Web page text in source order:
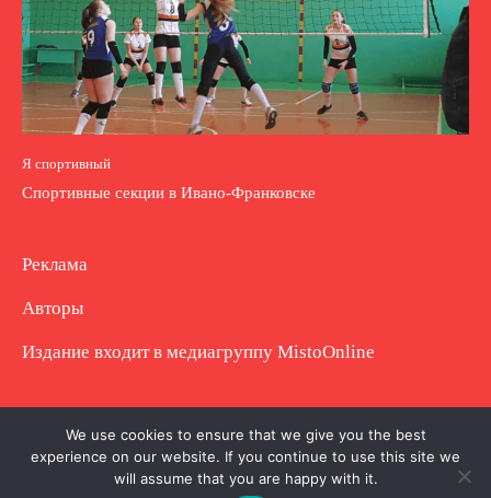
Я спортивный
Спортивные секции в Ивано-Франковске
Реклама
Авторы
Издание входит в медиагруппу MistoOnline
Copyright © Полное использование материала
запрещено. Частично разрешено с гиперссылкой.
We use cookies to ensure that we give you the best
experience on our website. If you continue to use this site we
will assume that you are happy with it.